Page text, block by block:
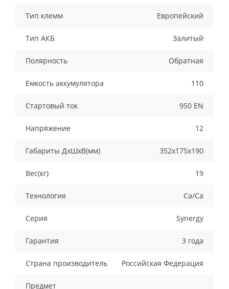
Тип клемм Европейский
Тип АКБ Залитый
Полярность Обратная
Емкость аккумулятора 110
Стартовый ток 950 EN
Напряжение 12
Габариты ДхШхВ(мм) 352x175x190
Вес(кг) 19
Технология Ca/Ca
Серия Synergy
Гарантия 3 года
Страна производитель Российская Федерация
Предмет